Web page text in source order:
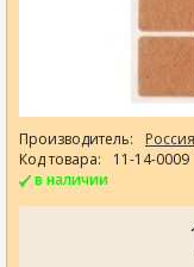
Производитель:
Россия
Код товара:
11-14-0009
в наличии